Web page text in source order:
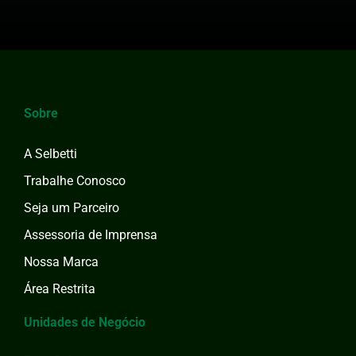
Sobre
A Selbetti
Trabalhe Conosco
Seja um Parceiro
Assessoria de Imprensa
Nossa Marca
Área Restrita
Unidades de Negócio